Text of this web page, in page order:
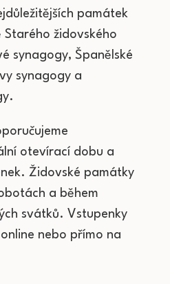
památek
židovského
synagogy, Španělské
synagogy a
otevírací dobu a
Židovské památky
a během
svátků. Vstupenky
nebo přímo na